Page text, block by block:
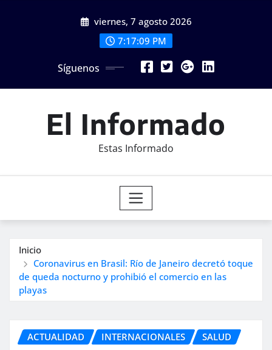
viernes, 7 agosto 2026
7:17:11 PM
Síguenos
El Informado
Estas Informado
Inicio
Coronavirus en Brasil: Río de Janeiro decretó toque
de queda nocturno y prohibió el comercio en las
playas
ACTUALIDAD INTERNACIONALES SALUD